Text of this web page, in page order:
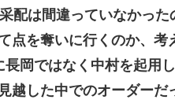
配は間違っていなかっ
点を奪いに行くのか、考
岡ではなく中村を起用
越した中でのオーダーだ